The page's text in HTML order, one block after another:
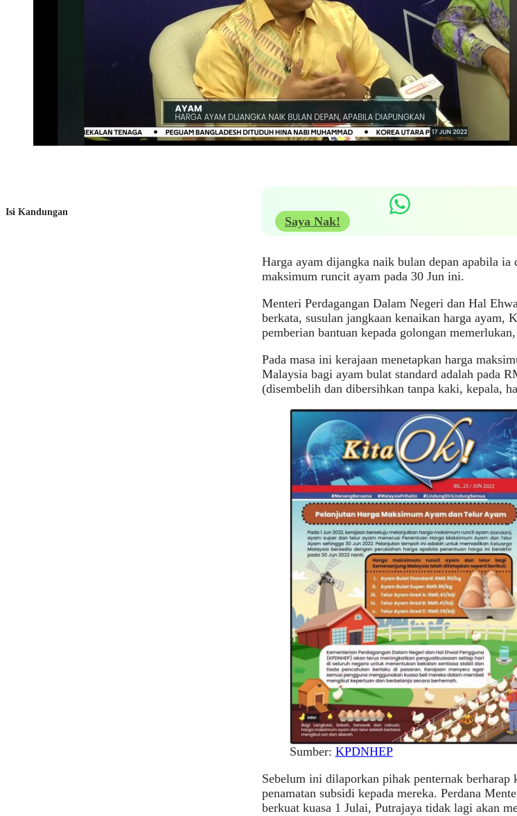
Isi Kandungan
Saya Nak!
Harga ayam dijangka naik bulan depan apabila
maksimum runcit ayam pada 30 Jun ini.
Menteri Perdagangan Dalam Negeri dan Hal
berkata, susulan jangkaan kenaikan harga ayam,
pemberian bantuan kepada golongan
Pada masa ini kerajaan menetapkan harga
Malaysia bagi ayam bulat standard adalah pada
(disembelih dan dibersihkan tanpa kaki, kepala,
Sumber: KPDNHEP
Sebelum ini dilaporkan pihak penternak berharap
penamatan subsidi kepada mereka. Perdana
berkuat kuasa 1 Julai, Putrajaya tidak lagi akan